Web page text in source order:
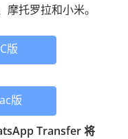
托罗拉和小米。
版
版
Transfer 将